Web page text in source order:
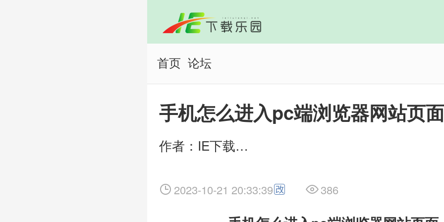
首页 论坛
手机怎么进入pc端浏览器网站页面
作者：IE下载乐园
2023-10-21 20:33:39 386